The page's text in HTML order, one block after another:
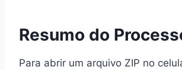
Resumo do
Para abrir um arquivo ZIP no